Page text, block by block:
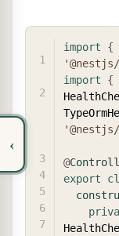
‹
import {
'@nestjs/
import
{
@
export